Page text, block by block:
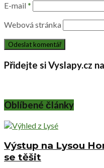
E-mail *
Webová stránka
Přidejte si Vyslapy.cz
Oblíbené články
Výstup na Lysou
se těšit